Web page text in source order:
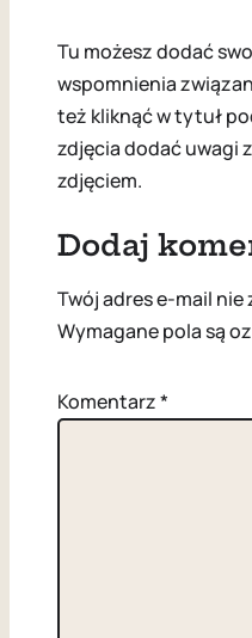
Tu możesz dodać
wspomnienia
też kliknąć w tytuł
zdjęcia dodać uwagi
zdjęciem.
Dodaj
Twój adres e-mail
Wymagane pola są
Komentarz*